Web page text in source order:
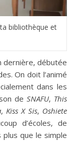
bibliothèque et
dernière, débutée
On doit l’animé
dans les
de SNAFU, This
, Kiss X Sis, Oshiete
d’écoles, de
plus que le simple